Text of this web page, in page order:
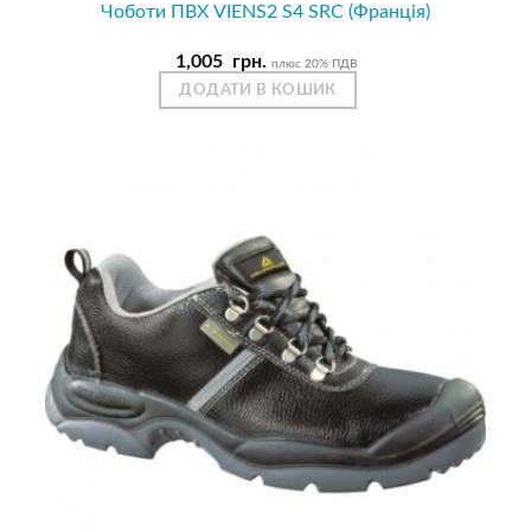
Чоботи ПВХ VIENS2 S4 SRC (Франція)
1,005 грн. плюс 20% ПДВ
ДОДАТИ В КОШИК